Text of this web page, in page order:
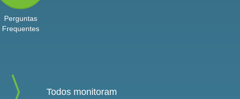
Perguntas
Frequentes
Todos monitoram